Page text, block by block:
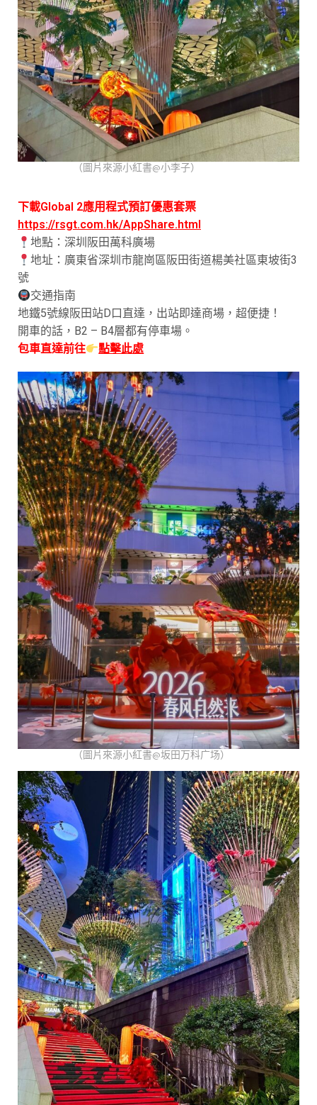
（圖片來源小紅書@小李子）
下載Global 2應用程式預訂優惠套票
https://rsgt.com.hk/AppShare.html
地點：深圳阪田萬科廣場
地址：廣東省深圳市龍崗區阪田街道楊美社區東坡街3
號
交通指南
地鐵5號線阪田站D口直達，出站即達商場，超便捷！
開車的話，B2 – B4層都有停車場。
包車直達前往
點擊此處
（圖片來源小紅書@坂田万科广场）